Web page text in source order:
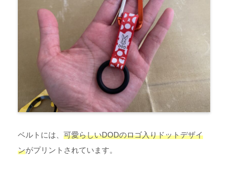
ベルトには、 可愛らしいDODのロゴ入りドットデザイ
ンがプリントされています。